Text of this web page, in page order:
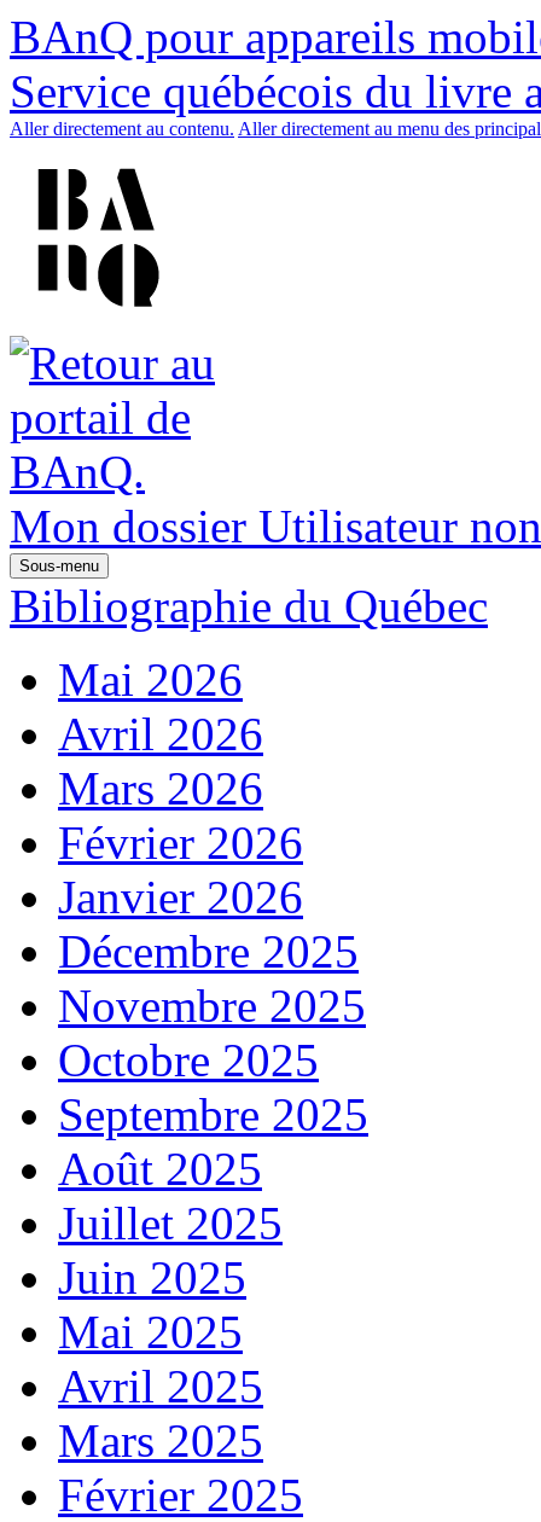
BAnQ pour appareils
Service québécois du livre
Aller directement au contenu. Aller directement au menu des
Mon dossier Utilisateur
Sous-menu
Bibliographie du Québec
Mai 2026
Avril 2026
Mars 2026
Février 2026
Janvier 2026
Décembre 2025
Novembre 2025
Octobre 2025
Septembre 2025
Août 2025
Juillet 2025
Juin 2025
Mai 2025
Avril 2025
Mars 2025
Février 2025